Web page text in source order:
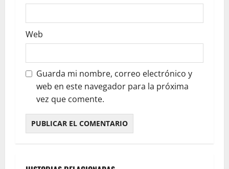
Web
Guarda mi nombre, correo electrónico y
web en este navegador para la próxima
vez que comente.